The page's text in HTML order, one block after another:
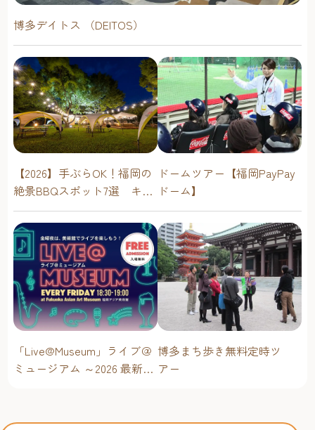
博多デイトス （DEITOS）
【2026】手ぶらOK！福岡の
絶景BBQスポット7選 キャ
ンプ場・海辺・公園で手軽
に楽しむ
ドームツアー【福岡PayPay
ドーム】
「Live@Museum」ライブ＠
ミュージアム ～2026 最新イ
博多まち歩き無料定時ツ
アー